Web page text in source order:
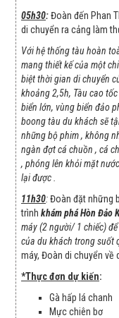
05h30:Đoàn đến Phan
di chuyển ra cảng làm
Với hệ thống tàu hoàn
mang thiết kế của một
biệt thời gian di chuyển
khoảng 2,5h, Tàu cao
biển lớn, vùng biển đảo
boong tàu du khách sẽ
những bộ phim , không
ngàn đợt cá chuồn , cá
, phóng lên khỏi mặt
lại được .
11h30:Đoàn đặt những
trình khám phá Hòn Đảo
máy (2 người/ 1 chiếc)
của du khách trong suốt
máy, Đoàn di chuyển về
*Thực đơn dự kiến:
Gà hấp lá chanh
Mực chiên bơ